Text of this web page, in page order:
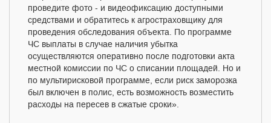
проведите фото - и видеофиксацию доступными
средствами и обратитесь к агростраховщику для
проведения обследования объекта. По программе
ЧС выплаты в случае наличия убытка
осуществляются оперативно после подготовки акта
местной комиссии по ЧС о списании площадей. Но и
по мультирисковой программе, если риск заморозка
был включен в полис, есть возможность возместить
расходы на пересев в сжатые сроки».